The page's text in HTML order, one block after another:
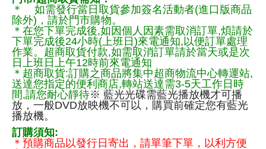
＊ 如需發行當日取貨參加簽名活動者(進口版商品
除外)，請於門市購物。
＊在您下單完成後,如因個人因素需取消訂單,煩請於
下單完成後24小時(上班日)來電通知,以便訂單處理
作業。超商取貨付款,如需取消訂單請於當天或是次
日上班日上午12時前來電通知
＊超商取貨:訂購之商品將集中超商物流中心轉運站,
送達您指定的便利商店,轉站送達需3-5天工作日時
間,請您耐心靜待※ 藍光光碟需藍光播放機才可播
放，一般DVD放映機不可以，購買前確定您有藍光
播放機。
訂購須知:
＊預購商品以發行日寄出，請單筆下單，以利方便